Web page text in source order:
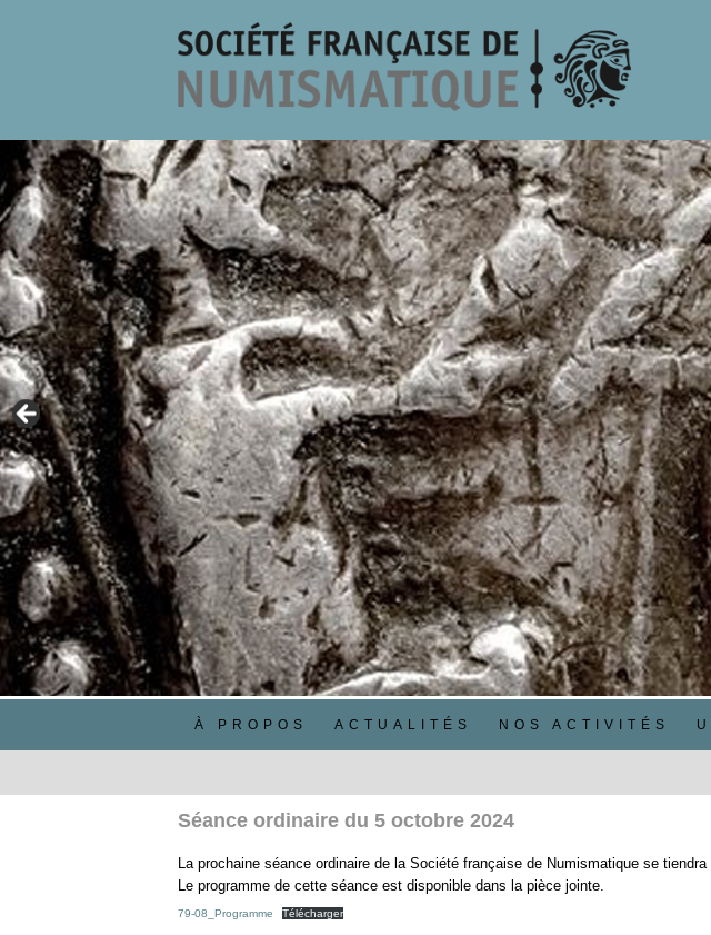
À PROPOS ACTUALITÉS NOS ACTIVITÉS
Séance ordinaire du 5 octobre 2024
La prochaine séance ordinaire de la Société française de Numismatique se
Le programme de cette séance est disponible dans la pièce jointe.
79-08_Programme Télécharger